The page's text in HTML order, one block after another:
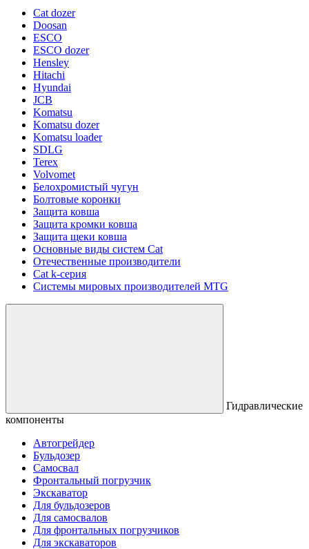
Cat dozer
Doosan
ESCO
ESCO dozer
Hensley
Hitachi
Hyundai
JCB
Komatsu
Komatsu dozer
Komatsu loader
SDLG
Terex
Volvomet
Белохромистый чугун
Болтовые коронки
Защита ковша
Защита кромки ковша
Защита щеки ковша
Основные виды систем Cat
Отечественные производители
Сat k-серия
Системы мировых производителей MTG
Гидравлические
компоненты
Автогрейдер
Бульдозер
Самосвал
Фронтальный погрузчик
Экскаватор
Для бульдозеров
Для самосвалов
Для фронтальных погрузчиков
Для экскаваторов